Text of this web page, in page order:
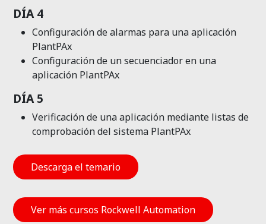
DÍA 4
Configuración de alarmas para una aplicación
PlantPAx
Configuración de un secuenciador en una
aplicación PlantPAx
DÍA 5
Verificación de una aplicación mediante listas de
comprobación del sistema PlantPAx
Descarga el temario
Ver más cursos Rockwell Automation